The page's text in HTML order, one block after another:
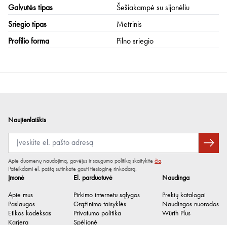
Galvutės tipas Šešiakampė su sijonėliu
Sriegio tipas Metrinis
Profilio forma Pilno sriegio
Įmonė
Apie mus
Paslaugos
Etikos kodeksas
Karjera
El. parduotuvė
Pirkimo internetu sąlygos
Grąžinimo taisyklės
Privatumo politika
Spėlionė
Naudinga
Prekių katalogai
Naudingos nuorodos
Würth Plus
Naujienlaiškis
Apie duomenų naudojimą, gavėjus ir saugumo politiką skaitykite čia.
Pateikdami el. paštą sutinkate gauti tiesioginę rinkodarą.